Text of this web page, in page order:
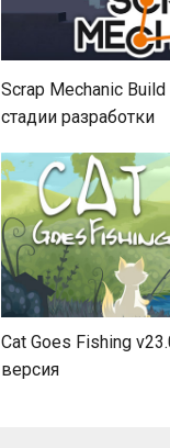
Scrap Mechanic
стадии разработки
Cat Goes Fishing
версия